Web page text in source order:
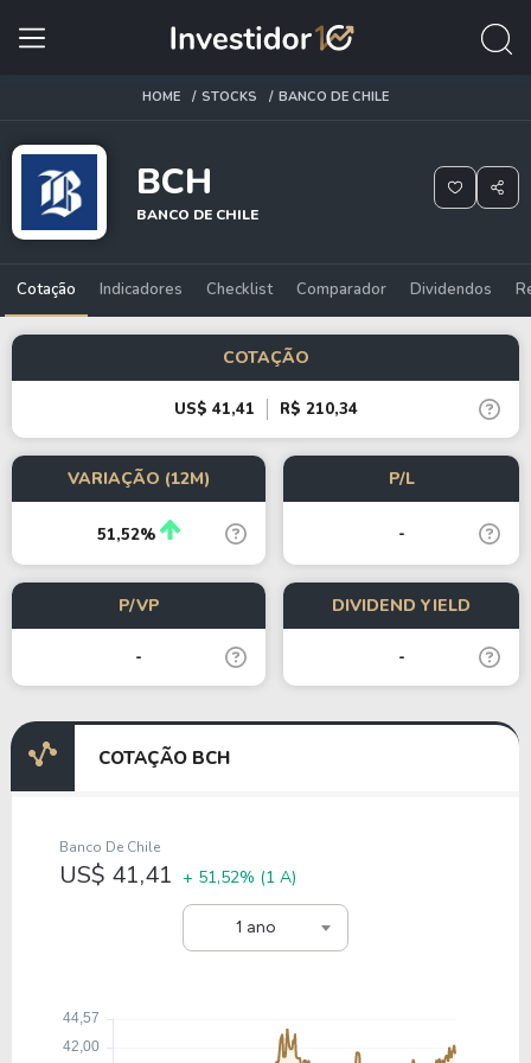
HOME STOCKS BANCO DE CHILE
BCH
BANCO DE CHILE
Cotação Indicadores Checklist Comparador Dividendos
COTAÇÃO
US$ 41,41 R$ 210,34
VARIAÇÃO (12M)
51,52%
P/L
-
P/VP
-
DIVIDEND YIELD
-
COTAÇÃO BCH
1 ano
Banco De Chile
US$ 41,41 + 51,52% (1 A)